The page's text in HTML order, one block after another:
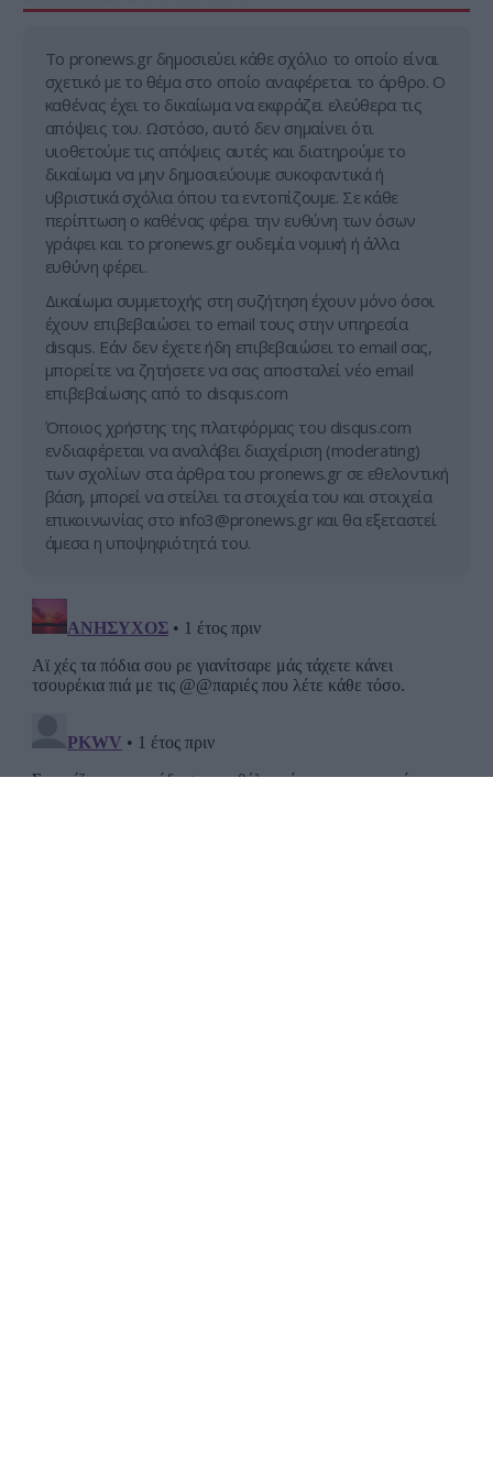
Tο pronews.gr δημοσιεύει κάθε σχόλιο το οποίο είναι
σχετικό με το θέμα στο οποίο αναφέρεται το άρθρο. Ο
καθένας έχει το δικαίωμα να εκφράζει ελεύθερα τις
απόψεις του. Ωστόσο, αυτό δεν σημαίνει ότι
υιοθετούμε τις απόψεις αυτές και διατηρούμε το
δικαίωμα να μην δημοσιεύουμε συκοφαντικά ή
υβριστικά σχόλια όπου τα εντοπίζουμε. Σε κάθε
περίπτωση ο καθένας φέρει την ευθύνη των όσων
γράφει και το pronews.gr ουδεμία νομική ή άλλα
ευθύνη φέρει.
Δικαίωμα συμμετοχής στη συζήτηση έχουν μόνο όσοι
έχουν επιβεβαιώσει το email τους στην υπηρεσία
disqus. Εάν δεν έχετε ήδη επιβεβαιώσει το email σας,
μπορείτε να ζητήσετε να σας αποσταλεί νέο email
επιβεβαίωσης από το disqus.com
Όποιος χρήστης της πλατφόρμας του disqus.com
ενδιαφέρεται να αναλάβει διαχείριση (moderating)
των σχολίων στα άρθρα του pronews.gr σε εθελοντική
βάση, μπορεί να στείλει τα στοιχεία του και στοιχεία
επικοινωνίας στο info3@pronews.gr και θα εξεταστεί
άμεσα η υποψηφιότητά του.